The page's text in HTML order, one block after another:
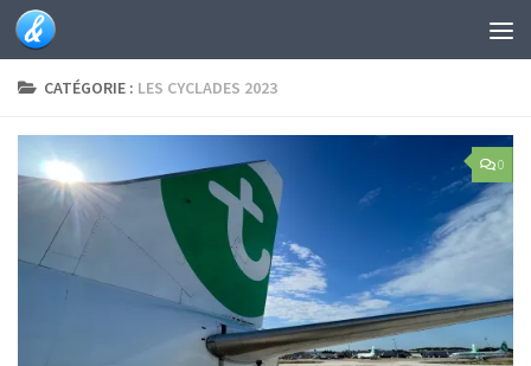
Skip to content
CATÉGORIE : LES CYCLADES 2023
0